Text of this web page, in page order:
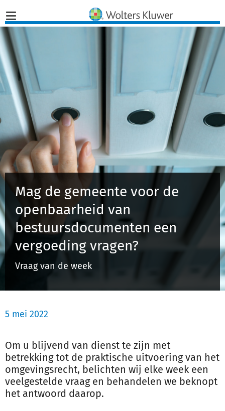
Home
Nieuws
Opinies
Infographics
Producten
Opleidingen
Juridisch Advies
Schulinck Omgevingsrecht Databank
Registreren
Mag de gemeente voor de
openbaarheid van
bestuursdocumenten een
vergoeding vragen?
Vraag van de week
5 mei 2022
Om u blijvend van dienst te zijn met
betrekking tot de praktische uitvoering van het
omgevingsrecht, belichten wij elke week een
veelgestelde vraag en behandelen we beknopt
het antwoord daarop.